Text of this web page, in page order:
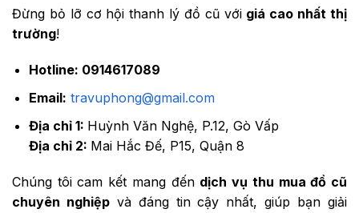
Đừng bỏ lỡ cơ hội thanh lý đồ cũ với giá cao nhất thị
trường!
Hotline: 0914617089
Email: travuphong@gmail.com
Địa chỉ 1: Huỳnh Văn Nghệ, P.12, Gò Vấp
Địa chỉ 2: Mai Hắc Đế, P15, Quận 8
Chúng tôi cam kết mang đến dịch vụ thu mua đồ cũ
chuyên nghiệpvà đáng tin cậy nhất, giúp bạn giải